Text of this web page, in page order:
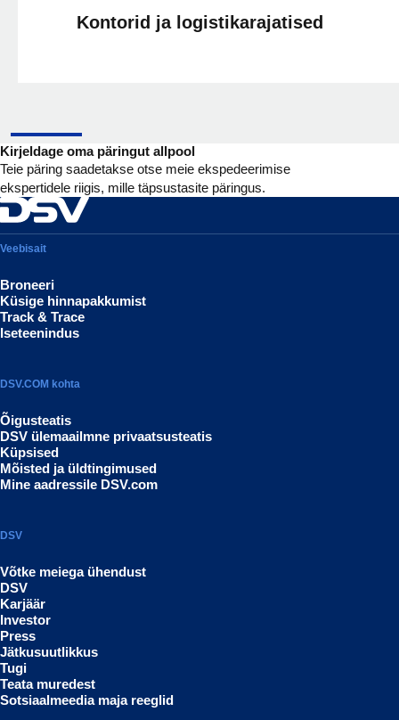
Kontorid ja logistikarajatised
Kirjeldage oma päringut allpool
Teie päring saadetakse otse meie ekspedeerimise
ekspertidele riigis, mille täpsustasite päringus.
Veebisait
Broneeri
Küsige hinnapakkumist
Track & Trace
Iseteenindus
DSV.COM kohta
Õigusteatis
DSV ülemaailmne privaatsusteatis
Küpsised
Mõisted ja üldtingimused
Mine aadressile DSV.com
DSV
Võtke meiega ühendust
DSV
Karjäär
Investor
Press
Jätkusuutlikkus
Tugi
Teata muredest
Sotsiaalmeedia maja reeglid